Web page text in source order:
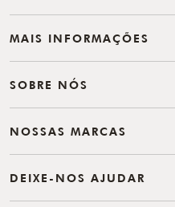
MAIS INFORMAÇÕES
SOBRE NÓS
NOSSAS MARCAS
DEIXE-NOS AJUDAR